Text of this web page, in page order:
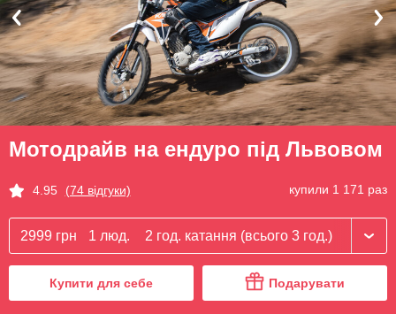
Мотодрайв на ендуро під Львовом
4.95 (74 відгуки) купили 1 171 раз
2999 грн 1 люд. 2 год. катання (всього 3 год.)
Купити для себе Подарувати